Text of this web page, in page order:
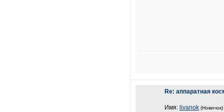
Re: аппаратная
Имя: livanok (Новичок)